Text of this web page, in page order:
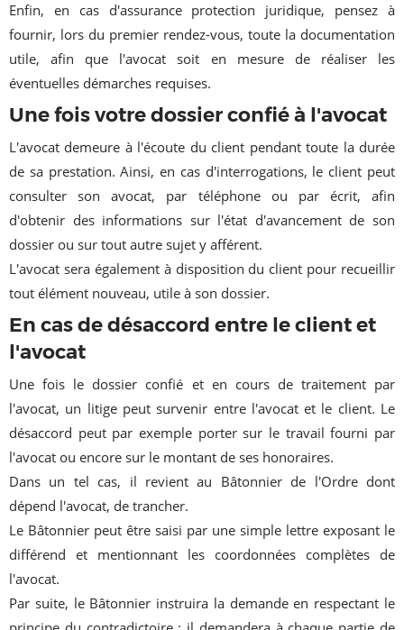
Enfin, en cas d'assurance protection juridique, pensez à
fournir, lors du premier rendez-vous, toute la documentation
utile, afin que l'avocat soit en mesure de réaliser les
éventuelles démarches requises.
Une fois votre dossier confié à l'avocat
L'avocat demeure à l'écoute du client pendant toute la durée
de sa prestation. Ainsi, en cas d'interrogations, le client peut
consulter son avocat, par téléphone ou par écrit, afin
d'obtenir des informations sur l'état d'avancement de son
dossier ou sur tout autre sujet y afférent.
L'avocat sera également à disposition du client pour recueillir
tout élément nouveau, utile à son dossier.
En cas de désaccord entre le client et
l'avocat
Une fois le dossier confié et en cours de traitement par
l'avocat, un litige peut survenir entre l'avocat et le client. Le
désaccord peut par exemple porter sur le travail fourni par
l'avocat ou encore sur le montant de ses honoraires.
Dans un tel cas, il revient au Bâtonnier de l'Ordre dont
dépend l'avocat, de trancher.
Le Bâtonnier peut être saisi par une simple lettre exposant le
différend et mentionnant les coordonnées complètes de
l'avocat.
Par suite, le Bâtonnier instruira la demande en respectant le